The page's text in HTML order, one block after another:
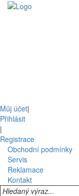
Můj účet|
Přihlásit
|
Registrace
Obchodní podmínky
Servis
Reklamace
Kontakt